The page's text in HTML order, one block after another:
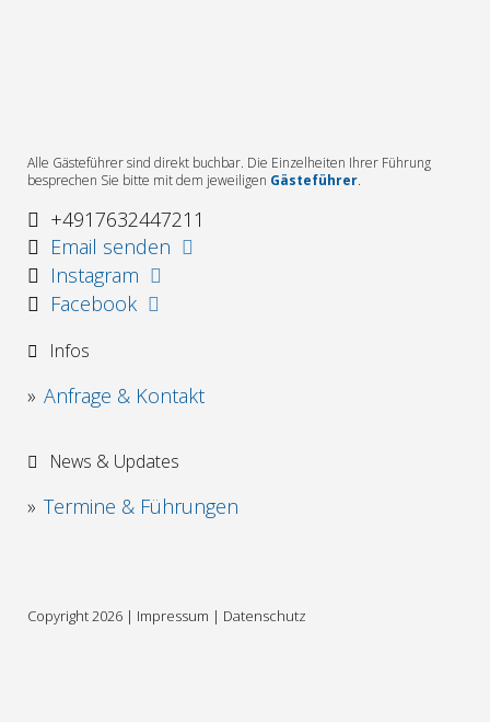
Alle Gästeführer sind direkt buchbar. Die Einzelheiten Ihrer Führung
besprechen Sie bitte mit dem jeweiligen Gästeführer.
+4917632447211
Email senden
Instagram
Facebook
Infos
Anfrage & Kontakt
News & Updates
Termine & Führungen
Copyright 2026 | Impressum | Datenschutz